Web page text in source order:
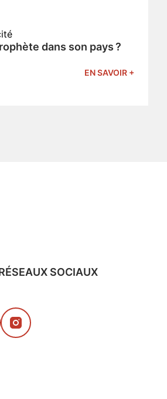
dans son pays ?
EN SAVOIR +
SOCIAUX